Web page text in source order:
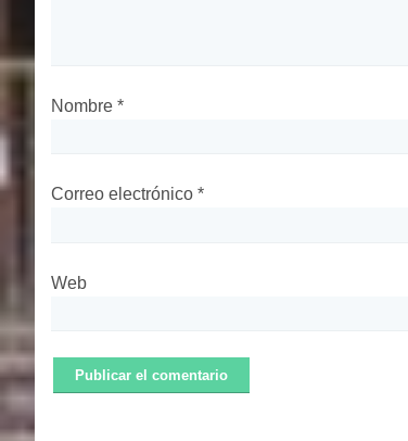
Nombre *
Correo electrónico *
Web